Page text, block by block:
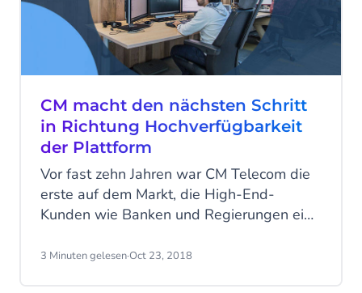
CM macht den nächsten Schritt
in Richtung Hochverfügbarkeit
der Plattform
Vor fast zehn Jahren war CM Telecom die
erste auf dem Markt, die High-End-
Kunden wie Banken und Regierungen ein
Verfügung stellte. Und es war ein großer
3 Minuten gelesen·Oct 23, 2018